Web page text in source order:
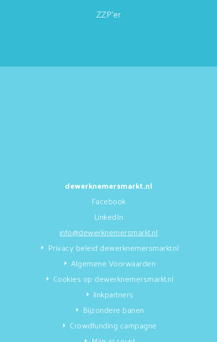
ZZP'er
dewerknemersmarkt.nl
Facebook
LinkedIn
info@dewerknemersmarkt.nl
Privacy beleid dewerknemersmarkt.nl
Algemene Voorwaarden
Cookies op dewerknemersmarkt.nl
linkpartners
Bijzondere banen
Crowdfunding campagne